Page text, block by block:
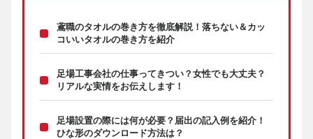
鳶職のタオルの巻き方を徹底解説！落ちない＆カッ
コいいタオルの巻き方を紹介
足場工事会社の仕事ってきつい？女性でも大丈夫？
リアルな実情をお伝えします！
足場設置の際には何が必要？届出の記入例を紹介！
ひな形のダウンロード方法は？